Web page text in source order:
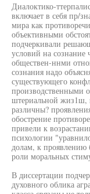
Диалоктико-
включает в себя пр/
мира как
объективными
подчеркивали
условий на сознание
обществен-ннми
сознания надо
существующего
производственными
штериальной жиз1ш,
различны?
обострение
привели к
психологии
долам, к проявлению
роли моральных
В диссертации
духовного облика